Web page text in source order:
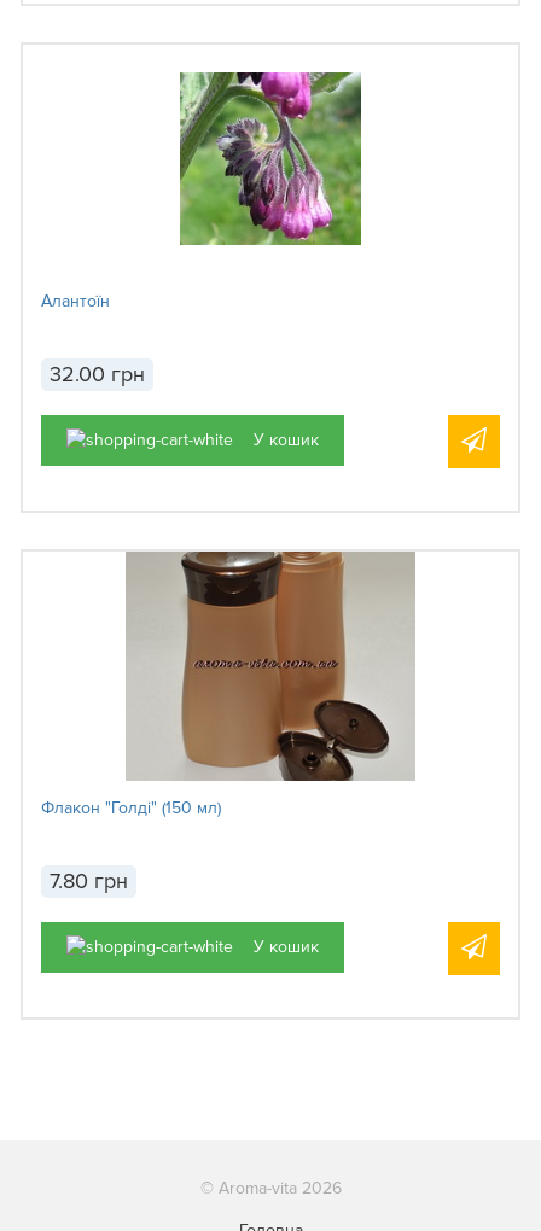
Алантоїн
32.00 грн
У кошик
Флакон "Голді" (150 мл)
7.80 грн
У кошик
© Aroma-vita 2026